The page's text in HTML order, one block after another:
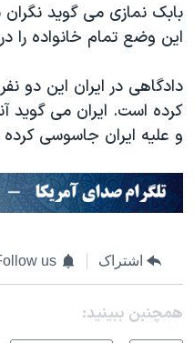
بابک نمازی می گوید
این وضع تمام خانواده را
دادگاهی در ایران این دو
کرده است. ایران می گوید
و علیه ایران جاسوسی کرده
اشتراک us
همچنبن ببینید: